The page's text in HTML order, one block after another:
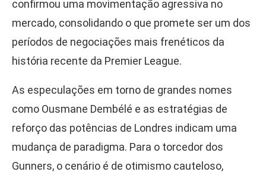
confirmou uma movimentação agressiva no
mercado, consolidando o que promete ser um dos
períodos de negociações mais frenéticos da
história recente da Premier League.
As especulações em torno de grandes nomes
como Ousmane Dembélé e as estratégias de
reforço das potências de Londres indicam uma
mudança de paradigma. Para o torcedor dos
Gunners, o cenário é de otimismo cauteloso,